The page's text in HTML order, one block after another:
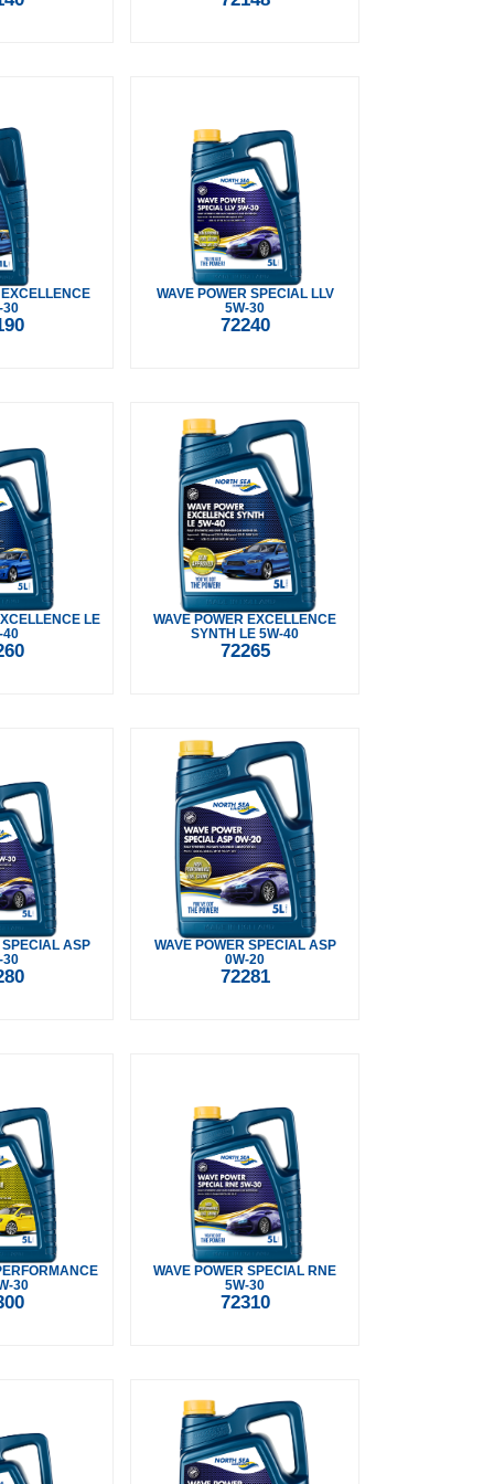
30
WAVE POWER SPECIAL LLV
5W-30
72240
LE
40
WAVE POWER EXCELLENCE
SYNTH LE 5W-40
72265
SPECIAL ASP
30
WAVE POWER SPECIAL ASP
0W-20
72281
30
WAVE POWER SPECIAL RNE
5W-30
72310